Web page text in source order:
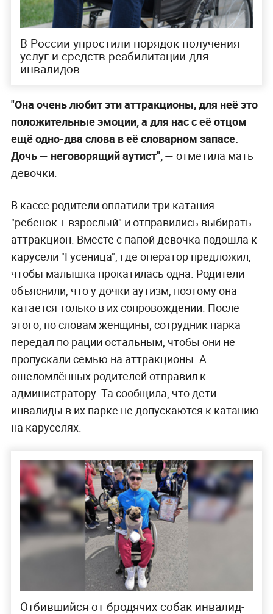
В России упростили порядок получения
услуг и средств реабилитации для
инвалидов
"Она очень любит эти аттракционы, для неё это
положительные эмоции, а для нас с её отцом
ещё одно-два слова в её словарном запасе.
Дочь — неговорящий аутист", — отметила мать
девочки.
В кассе родители оплатили три катания
"ребёнок + взрослый" и отправились выбирать
аттракцион. Вместе с папой девочка подошла к
карусели "Гусеница", где оператор предложил,
чтобы малышка прокатилась одна. Родители
объяснили, что у дочки аутизм, поэтому она
катается только в их сопровождении. После
этого, по словам женщины, сотрудник парка
передал по рации остальным, чтобы они не
пропускали семью на аттракционы. А
ошеломлённых родителей отправил к
администратору. Та сообщила, что дети-
инвалиды в их парке не допускаются к катанию
на каруселях.
Отбившийся от бродячих собак инвалид-